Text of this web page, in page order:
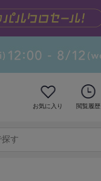
お気に入り 閲覧履歴